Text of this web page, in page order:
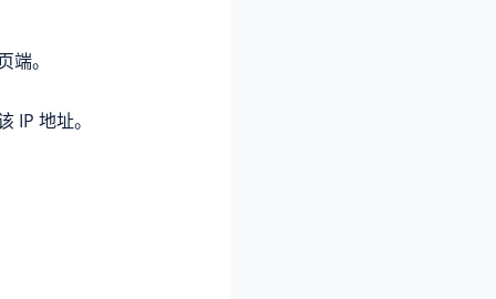
。
IP 地址。